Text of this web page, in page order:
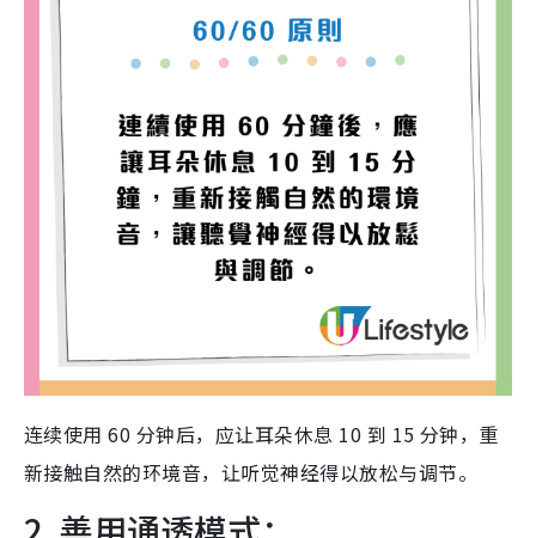
连续使用 60 分钟后，应让耳朵休息 10 到 15 分钟，重
新接触自然的环境音，让听觉神经得以放松与调节。